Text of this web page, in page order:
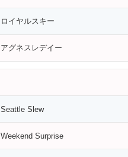
ロイヤルスキー
アグネスレデイー
Seattle Slew
Weekend Surprise